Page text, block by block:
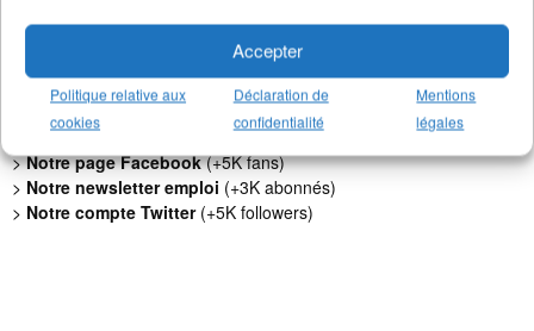
Accepter
Politique relative aux
cookies
Déclaration de
confidentialité
Mentions
légales
Suivez l'actualité de l'emploi dans la
communication sur :
Notre groupe LinkedIn
(+14K membres)
Notre (nouvelle) page LinkedIn(+4K followers)
>Notre page Facebook(+5K fans)
> Notre newsletter emploi (+3K abonnés)
> Notre compte Twitter(+5K followers)